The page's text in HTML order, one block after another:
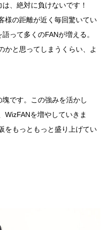
、絶対に負けないです！
様の距離が近く毎回驚いてい
って多くのFANが増える。
かと思ってしまうくらい、よ
塊です。この強みを活かし
WizFANを増やしていきま
をもっともっと盛り上げてい